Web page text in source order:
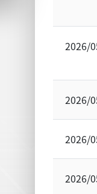
2026/
2026/
2026/
2026/